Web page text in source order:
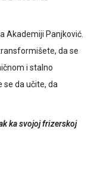
Akademiji Panjković.
da se
i stalno
da učite, da
ka svojoj frizerskoj